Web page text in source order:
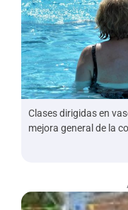
Clases dirigidas en
mejora general de la